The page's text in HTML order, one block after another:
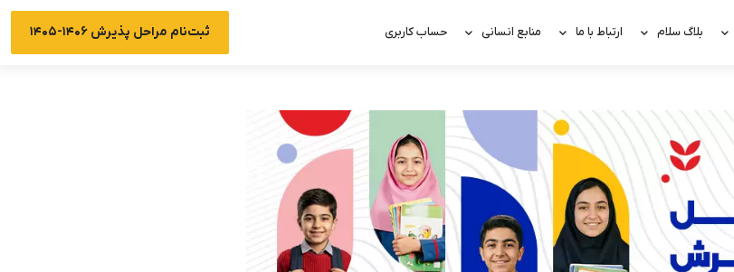
بلاگ سلام ارتباط با ما منابع انسانی حساب کاربری ثبت‌نام مراحل پذیرش ۱۴۰۶-۱۴۰۵